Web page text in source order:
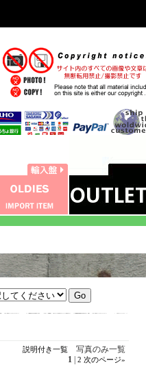
説明付き一覧写真のみ一覧
1| 2 次のページ»